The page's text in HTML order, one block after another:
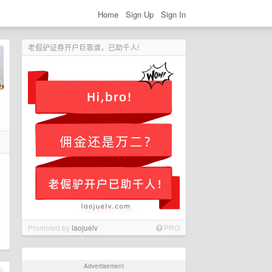
Home Sign Up Sign In
老倔驴证券开户巨靠谱，已助千人!
Promoted bylaojuelv PRO
Advertisement